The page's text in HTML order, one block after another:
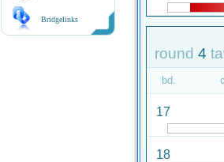
Bridgelinks
round 4
bd.
17
18